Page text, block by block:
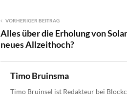
VORHERIGER BEITRAG
Alles über die Erholung von
neues Allzeithoch?
Timo Bruinsma
Timo Bruinsel ist Redakteur bei